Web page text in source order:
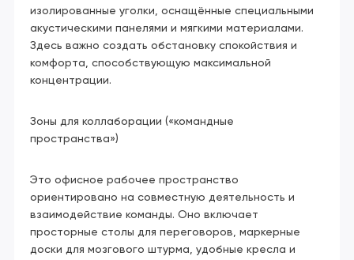
изолированные уголки, оснащённые специальными
акустическими панелями и мягкими материалами.
Здесь важно создать обстановку спокойствия и
комфорта, способствующую максимальной
концентрации.
Зоны для коллаборации («командные
пространства»)
Это офисное рабочее пространство
ориентировано на совместную деятельность и
взаимодействие команды. Оно включает
просторные столы для переговоров, маркерные
доски для мозгового штурма, удобные кресла и